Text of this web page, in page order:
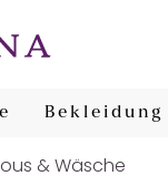
Bekleidung
& Wäsche